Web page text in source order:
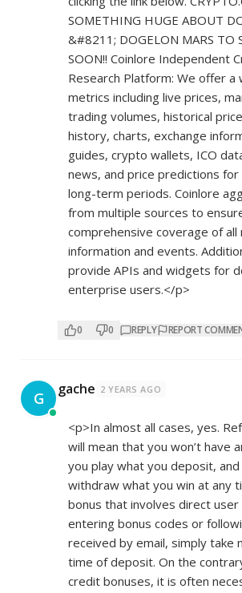
SOMETHING HUGE ABOUT
&#8211; DOGELON MARS TO
SOON!! Coinlore Independent
Research Platform: We offer a
metrics including live prices,
trading volumes, historical
history, charts, exchange
guides, crypto wallets, ICO
news, and price predictions
long-term periods. Coinlore
from multiple sources to
comprehensive coverage of all
information and events.
provide APIs and widgets for
enterprise users.</p>
0 0 REPLY REPORT
G gache 2 YEARS AGO
<p>In almost all cases, yes.
will mean that you won’t have
you play what you deposit, and
withdraw what you win at any
bonus that involves direct user
entering bonus codes or
received by email, simply take
time of deposit. On the
credit bonuses, it is often